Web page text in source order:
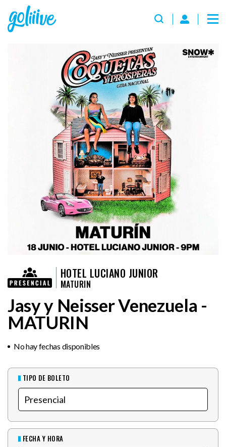
HOTEL LUCIANO JUNIOR
MATURIN
Jasy y Neisser Venezuela -
MATURIN
No hay fechas disponibles
TIPO DE BOLETO
FECHA Y HORA